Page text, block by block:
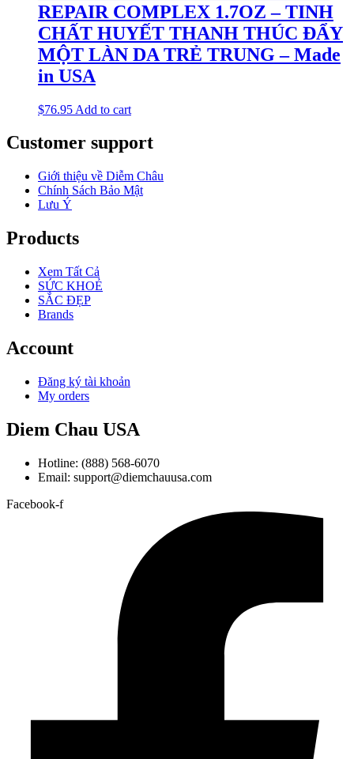
REPAIR COMPLEX 1.7OZ – TINH
CHẤT HUYẾT THANH THÚC ĐẨY
MỘT LÀN DA TRẺ TRUNG – Made
in USA
$76.95 Add to cart
Customer support
Giới thiệu về Diễm Châu
Chính Sách Bảo Mật
Lưu Ý
Products
Xem Tất Cả
SỨC KHOẺ
SẮC ĐẸP
Brands
Account
Đăng ký tài khoản
My orders
Diem Chau USA
Hotline: (888) 568-6070
Email: support@diemchauusa.com
Facebook-f